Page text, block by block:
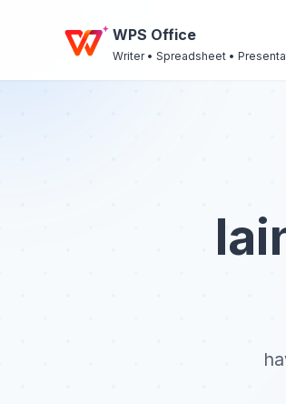
WPS Office
Writer • Spreadsheet •